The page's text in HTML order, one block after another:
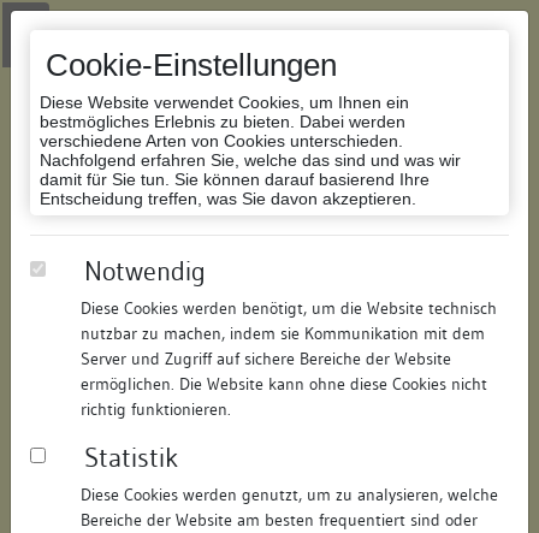
Cookie-Einstellungen
Diese Website verwendet Cookies, um Ihnen ein
bestmögliches Erlebnis zu bieten. Dabei werden
verschiedene Arten von Cookies unterschieden.
Nachfolgend erfahren Sie, welche das sind und was wir
damit für Sie tun. Sie können darauf basierend Ihre
Entscheidung treffen, was Sie davon akzeptieren.
Notwendig
Diese Cookies werden benötigt, um die Website technisch
nutzbar zu machen, indem sie Kommunikation mit dem
Server und Zugriff auf sichere Bereiche der Website
ermöglichen. Die Website kann ohne diese Cookies nicht
richtig funktionieren.
Statistik
Diese Cookies werden genutzt, um zu analysieren, welche
Bereiche der Website am besten frequentiert sind oder
Zur Navigation springen
Zum Inhalt der Website springen
Datenbank Bauforschung/Restaurierung
Augustinerkirche
118159784511/ Datum: 14.09.2016
Datenbestand:
Bauforschung und Restaurierung
Objektdaten